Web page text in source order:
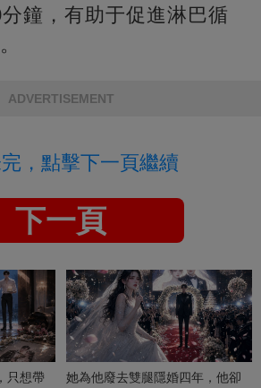
鐘，有助于促進淋巴循
ADVERTISEMENT
，點擊下一頁繼續
下一頁
只想帶
她為他廢去雙腿隱婚四年，他卻